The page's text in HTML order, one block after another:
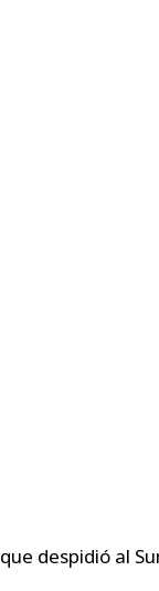
que despidió al